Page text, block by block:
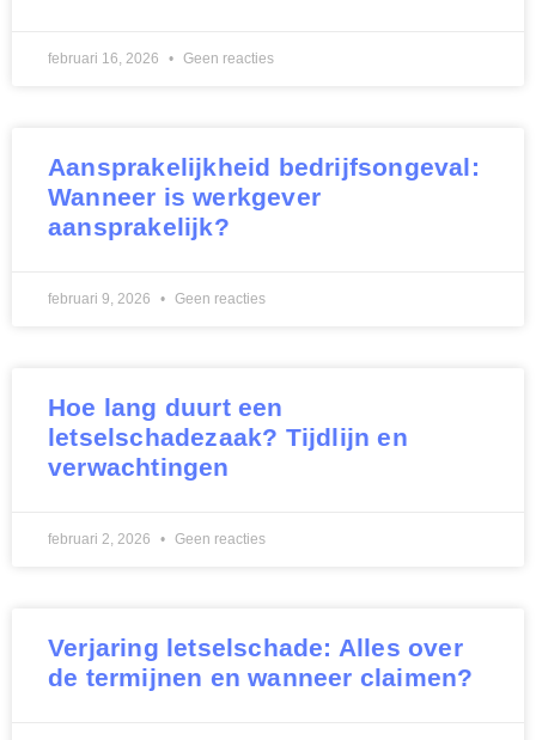
februari 16, 2026 Geen reacties
Aansprakelijkheid bedrijfsongeval:
Wanneer is werkgever
aansprakelijk?
februari 9, 2026 Geen reacties
Hoe lang duurt een
letselschadezaak? Tijdlijn en
verwachtingen
februari 2, 2026 Geen reacties
Verjaring letselschade: Alles over
de termijnen en wanneer claimen?